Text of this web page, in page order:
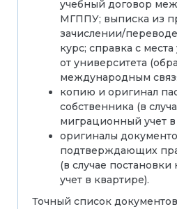
учебный договор
МГППУ; выписка из
зачислении/
курс; справка с
от университета
международным
копию и оригинал
собственника (в
миграционный учет в
оригиналы
подтверждающих
(в случае
учет в квартире).
Точный список документов